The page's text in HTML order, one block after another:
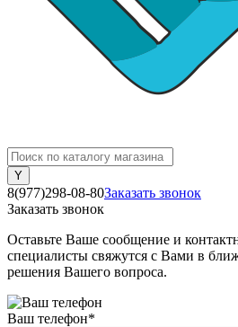
8(977)298-08-80Заказать звонок
Заказать звонок
Оставьте Ваше сообщение и
специалисты свяжутся с Вами в
решения Вашего вопроса.
Ваш телефон*